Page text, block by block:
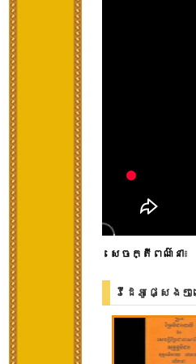
សេចក្តីពណ៌នា៖
វីដេអូផ្សេងៗ